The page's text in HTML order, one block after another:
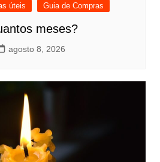
úteis Guia de Compras
meses?
agosto 8, 2026